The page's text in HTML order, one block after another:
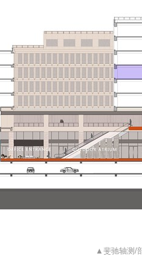
▲斐驰轴测/